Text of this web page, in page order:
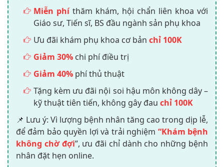
Miễn phíthăm khám, hội chẩn liên khoa với
Giáo sư, Tiến sĩ, BS đầu ngành sản phụ khoa
Ưu đãi khám phụ khoa cơ bản chỉ 100K
Giảm 30% chi phí điều trị
Giảm 40% phí thủ thuật
Tặng kèm ưu đãi nội soi hậu môn không dây –
kỹ thuật tiên tiến, không gây đau chỉ 100K
📌 Lưu ý: Vì lượng bệnh nhân tăng cao trong dịp lễ,
để đảm bảo quyền lợi và trải nghiệm “Khám bệnh
không chờ đợi”, ưu đãi chỉ dành cho những bệnh
nhân đặt hẹn online.